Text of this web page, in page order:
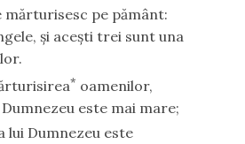
mărturisesc pe pământ:
şi aceşti trei sunt una
* oamenilor,
este mai mare;
lui Dumnezeu este